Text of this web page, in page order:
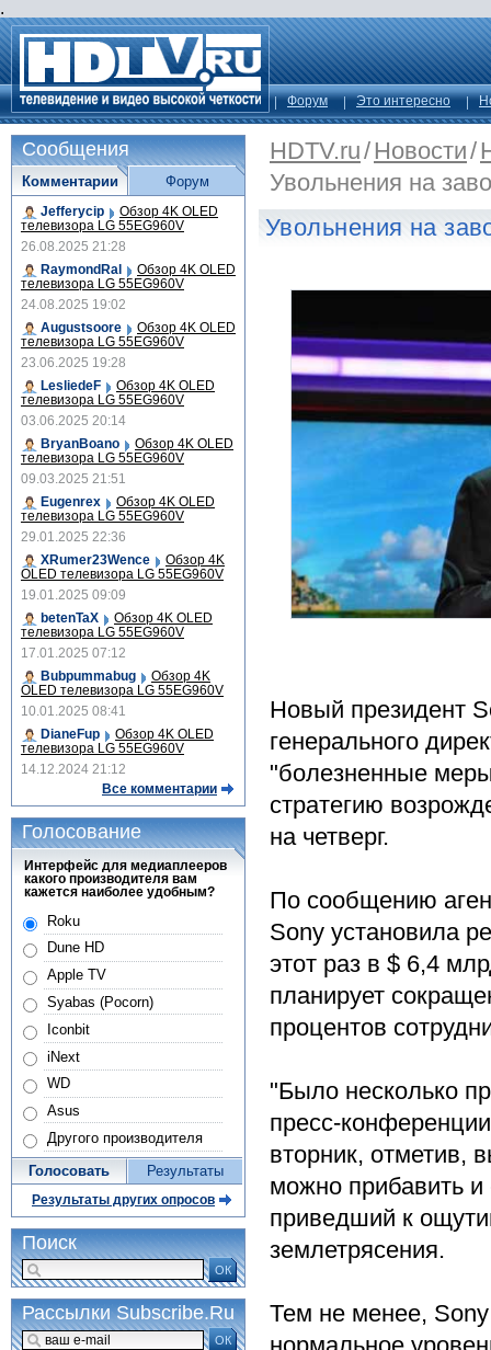
.
Форум Это интересно
HDTV.ru/Новости/
Увольнения на
Увольнения на
Новый президент
генерального
"болезненные
стратегию
на четверг.
По сообщению
Sony установила
этот раз в $ 6,4
планирует
процентов
"Было несколько
пресс-
вторник, отметив,
можно прибавить и
приведший к
землетрясения.
Тем не менее,
Сообщения
Комментарии
Jefferycip Обзор 4K OLED
телевизора LG 55EG960V
26.08.2025 21:28
RaymondRal
Обзор 4K OLED
телевизора LG 55EG960V
24.08.2025 19:02
Augustsoore
Обзор 4K OLED
телевизора LG 55EG960V
23.06.2025 19:28
LesliedeF
Обзор 4K OLED
телевизора LG 55EG960V
03.06.2025 20:14
BryanBoano
Обзор 4K OLED
телевизора LG 55EG960V
09.03.2025 21:51
Eugenrex
Обзор 4K OLED
телевизора LG 55EG960V
29.01.2025 22:36
XRumer23Wence
Обзор 4K
OLED телевизора LG 55EG960V
19.01.2025 09:09
betenTaX
Обзор 4K OLED
телевизора LG 55EG960V
17.01.2025 07:12
Bubpummabug
Обзор 4K
OLED телевизора LG 55EG960V
10.01.2025 08:41
DianeFup
Обзор 4K OLED
телевизора LG 55EG960V
14.12.2024 21:12
Все комментарии
Форум
Голосование
Интерфейс для медиаплееров
какого производителя вам
кажется наиболее удобным?
Roku
Dune HD
Apple TV
Syabas (Pocorn)
Iconbit
iNext
WD
Asus
Другого производителя
Голосовать Результаты
Результаты других опросов
Поиск
ОК
Рассылки Subscribe.Ru
ОК